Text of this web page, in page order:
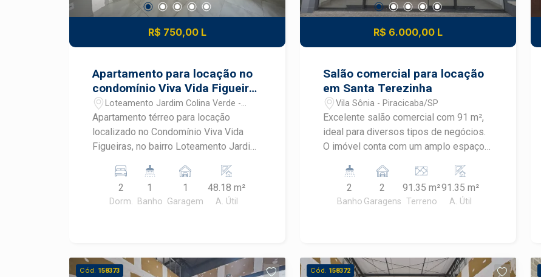
R$ 750,00 L
Apartamento para locação no
condomínio Viva Vida Figueiras
em Piracicaba
Loteamento Jardim Colina Verde -
Piracicaba/SP
Apartamento térreo para locação
localizado no Condomínio Viva Vida
Figueiras, no bairro Loteamento Jardim
que reúne praticidade, conforto e uma
excelente estrutura de lazer, ideal para
quem busca qualidade de vida em um
regiões de Piracicaba.
2
Dorm.
1
Banho
1
Garagem
48.18 m²
A. Útil
R$ 6.000,00 L
Salão comercial para locação
em Santa Terezinha
Vila Sônia - Piracicaba/SP
Excelente salão comercial com 91 m²,
ideal para diversos tipos de negócios.
O imóvel conta com um amplo espaço
oferecendo praticidade e
funcionalidade para o dia a dia da sua
empresa. Uma ótima oportunidade para
visita e conheça este imóvel!
2
Banho
2
Garagens
91.35 m²
Terreno
91.35 m²
A. Útil
Cód. 158373 Cód. 158372